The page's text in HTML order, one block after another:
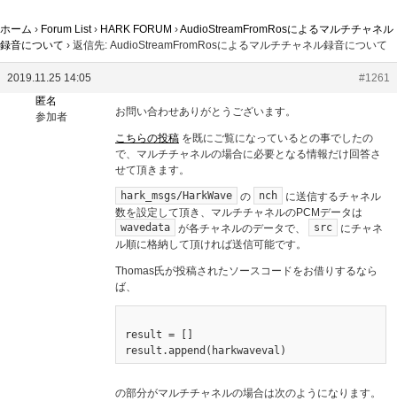
ホーム › Forum List › HARK FORUM ›AudioStreamFromRosによるマルチチャネル
録音について › 返信先: AudioStreamFromRosによるマルチチャネル録音について
2019.11.25 14:05
#1261
匿名
参加者
お問い合わせありがとうございます。
こちらの投稿 を既にご覧になっているとの事でしたの
で、マルチチャネルの場合に必要となる情報だけ回答さ
せて頂きます。
hark_msgs/HarkWave の nch
に送信するチャネル
数を設定して頂き、マルチチャネルのPCMデータは
wavedata
が各チャネルのデータで、 src
にチャネ
ル順に格納して頂ければ送信可能です。
Thomas氏が投稿されたソースコードをお借りするなら
ば、
result = []
の部分がマルチチャネルの場合は次のようになります。